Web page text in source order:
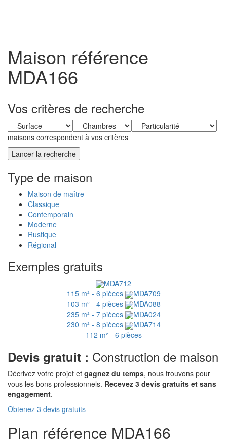
Maison référence
MDA166
Vos critères de recherche
maisons correspondent à vos critères
Type de maison
Maison de maître
Classique
Contemporain
Moderne
Rustique
Régional
Exemples gratuits
MDA712
115 m² - 6 pièces
MDA709
103 m² - 4 pièces
MDA088
235 m² - 7 pièces
MDA024
230 m² - 8 pièces
MDA714
112 m² - 6 pièces
Devis gratuit : Construction de maison
Décrivez votre projet et gagnez du temps, nous trouvons pour
vous les bons professionnels. Recevez 3 devis gratuits et sans
engagement.
Obtenez 3 devis gratuits
Plan référence MDA166